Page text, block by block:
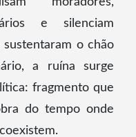
e silenciam
sustentaram o chão
a ruína surge
fragmento que
do tempo onde